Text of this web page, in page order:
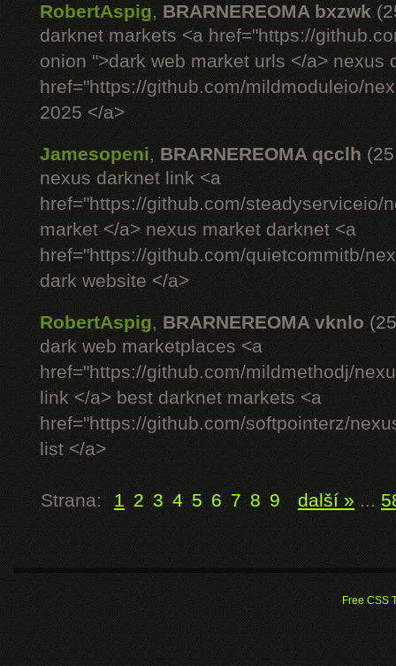
RobertAspig, BRARNEREOMA bxzwk
darknet markets <a href="https://
onion ">dark web market urls </a> nexus
href="https://github.com/mildmoduleio/
2025 </a>
Jamesopeni, BRARNEREOMA qcclh
nexus darknet link <a
href="https://github.com/steadyserviceio/
market </a> nexus market darknet <a
href="https://github.com/quietcommitb/
dark website </a>
RobertAspig, BRARNEREOMA vknlo
dark web marketplaces <a
href="https://github.com/mildmethodj/
link </a> best darknet markets <a
href="https://github.com/softpointerz/
list </a>
Strana: 1 2 3 4 5 6 7 8 9 další » ...
Free CSS